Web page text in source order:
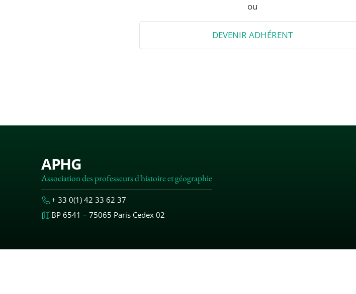
ou
DEVENIR ADHÉRENT
APHG
Association des professeurs d'histoire et géographie
+ 33 0(1) 42 33 62 37
BP 6541 – 75065 Paris Cedex 02